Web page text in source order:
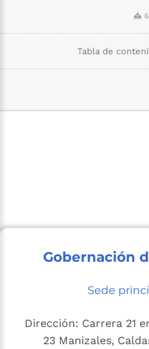
Tabla de
Gobernación
Sede
Dirección: Carrera 21
23 Manizales,